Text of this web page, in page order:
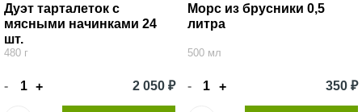
Дуэт тарталеток с
мясными начинками 24
шт.
480 г
- + 2 050 ₽
Морс из брусники 0,5
литра
500 мл
- + 350 ₽